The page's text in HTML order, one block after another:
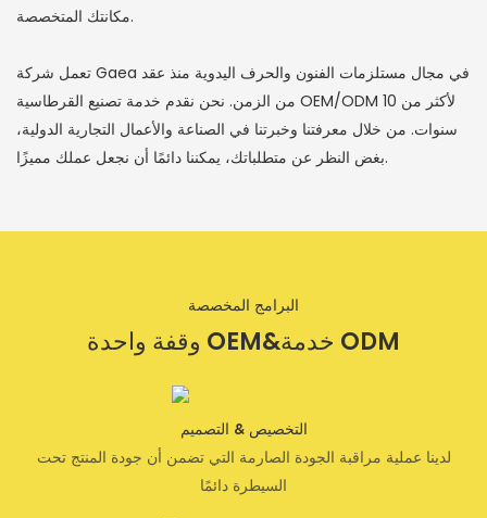
مكانتك المتخصصة.
تعمل شركة Gaea في مجال مستلزمات الفنون والحرف اليدوية منذ عقد
من الزمن. نحن نقدم خدمة تصنيع القرطاسية OEM/ODM لأكثر من 10
سنوات. من خلال معرفتنا وخبرتنا في الصناعة والأعمال التجارية الدولية،
بغض النظر عن متطلباتك، يمكننا دائمًا أن نجعل عملك مميزًا.
البرامج المخصصة
وقفة واحدة OEM&خدمة ODM
التخصيص & التصميم
لدينا عملية مراقبة الجودة الصارمة التي تضمن أن جودة المنتج تحت
السيطرة دائمًا